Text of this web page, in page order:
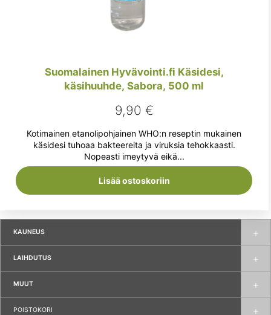
KAUNEUS
LAIHDUTUS
MUUT
POISTOKORI
Suomalainen Hyvävointi.fi Käsidesi,
käsihuuhde, Sabora, 500 ml
9,90 €
Kotimainen etanolipohjainen WHO:n reseptin mukainen
käsidesi tuhoaa bakteereita ja viruksia tehokkaasti.
Nopeasti imeytyvä eikä...
Lisää ostoskoriin